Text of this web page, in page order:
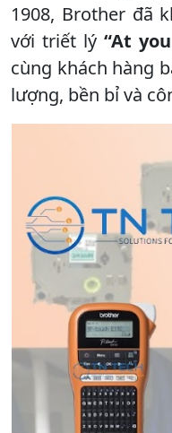
1908, Brother đã
với triết lý “At
cùng khách hàng
lượng, bền bỉ và